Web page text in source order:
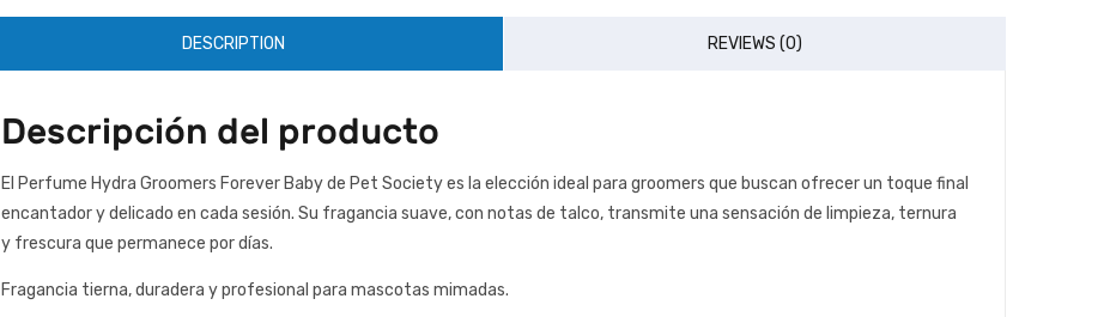
DESCRIPTION REVIEWS (0)
Descripción del producto
El Perfume Hydra Groomers Forever Baby de Pet Society es la elección ideal para groomers que buscan ofrecer un toque final
encantador y delicado en cada sesión. Su fragancia suave, con notas de talco, transmite una sensación de limpieza, ternura
y frescura que permanece por días.
Fragancia tierna, duradera y profesional para mascotas mimadas.